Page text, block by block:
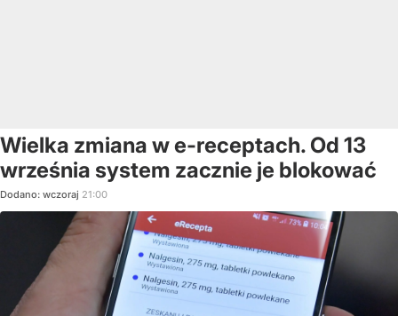
Wielka zmiana w e-receptach. Od 13
września system zacznie je blokować
Dodano: wczoraj 21:00